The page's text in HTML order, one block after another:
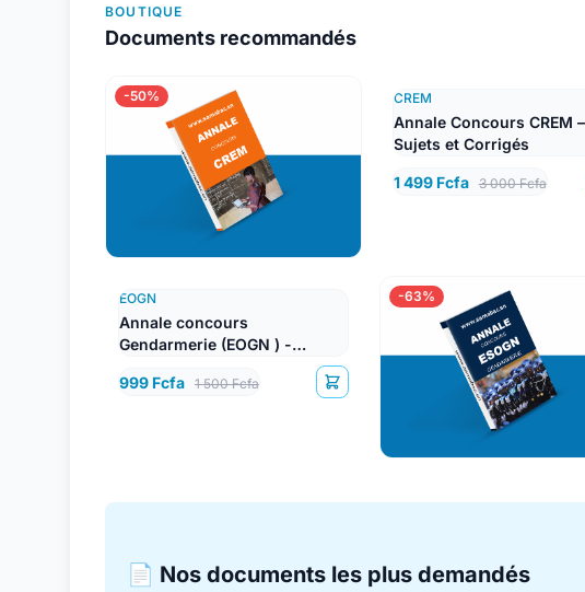
BOUTIQUE
Documents recommandés
-50% CREM
Annale Concours CREM –
Sujets et Corrigés
1 499 Fcfa 3 000 Fcfa
EOGN
Annale concours
Gendarmerie (EOGN ) -
999 Fcfa 1 500 Fcfa
-63%
📄 Nos documents les plus demandés